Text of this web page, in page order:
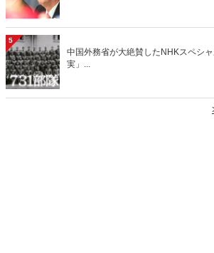
5
中国外務省が大絶賛したNHKスペシ
実」...